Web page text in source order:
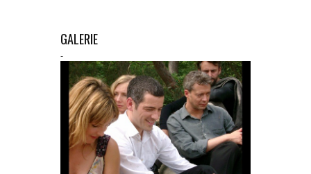
GALERIE
-